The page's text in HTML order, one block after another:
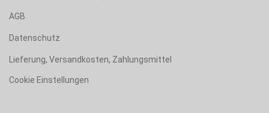
AGB
Datenschutz
Lieferung, Versandkosten, Zahlungsmittel
Cookie Einstellungen